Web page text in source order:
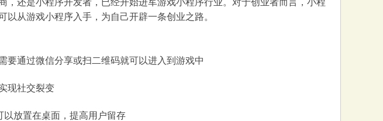
，还是小程序开发者，已经开始进军游戏小程序行业。对于创业者而言，小程
从游戏小程序入手，为自己开辟一条创业之路。
要通过微信分享或扫二维码就可以进入到游戏中
现社交裂变
以放置在桌面，提高用户留存